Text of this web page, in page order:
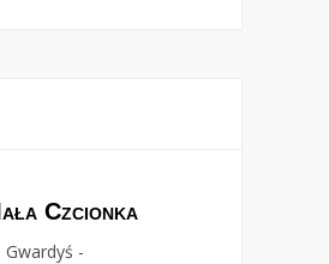
Czcionka
Gwardyś -